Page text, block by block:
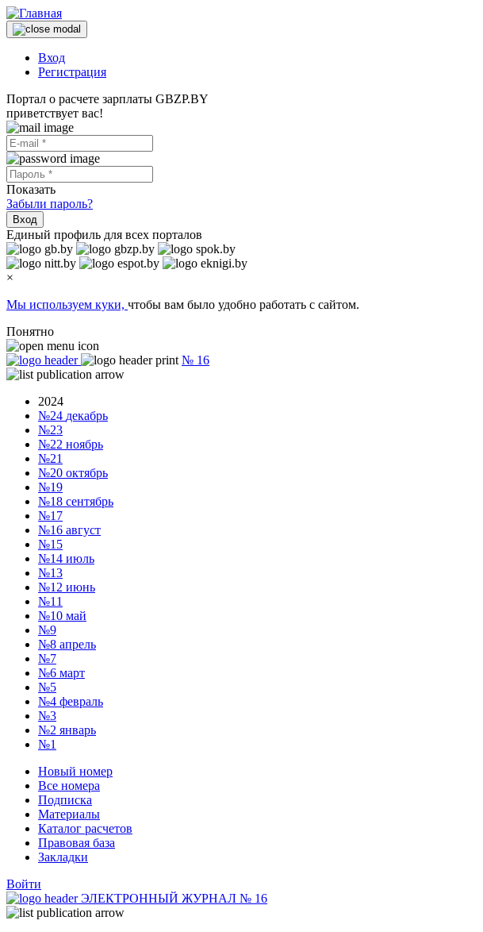
Вход
Регистрация
Портал о расчете зарплаты GBZP.BY
приветствует вас!
Показать
Забыли пароль?
Вход
Единый профиль для всех порталов
×
Мы используем куки, чтобы вам было удобно работать с сайтом.
Понятно
№ 16
2024
№24 декабрь
№23
№22 ноябрь
№21
№20 октябрь
№19
№18 сентябрь
№17
№16 август
№15
№14 июль
№13
№12 июнь
№11
№10 май
№9
№8 апрель
№7
№6 март
№5
№4 февраль
№3
№2 январь
№1
Новый номер
Все номера
Подписка
Материалы
Каталог расчетов
Правовая база
Закладки
Войти
ЭЛЕКТРОННЫЙ ЖУРНАЛ № 16